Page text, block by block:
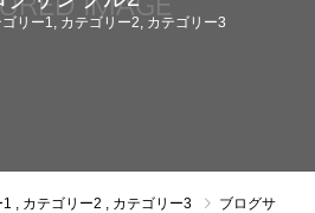
ゴリー1, カテゴリー2, カテゴリー3
カテゴリー2 カテゴリー3
ブログサ